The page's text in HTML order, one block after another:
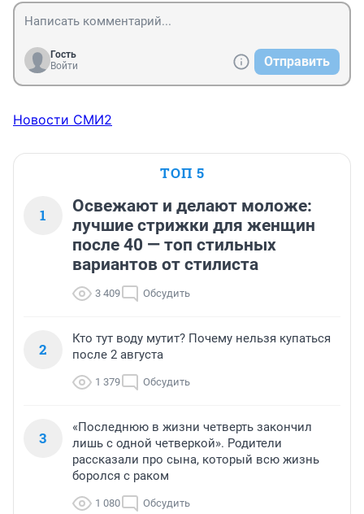
Гость
Войти
Отправить
Новости СМИ2
ТОП 5
1
Освежают и делают моложе:
лучшие стрижки для женщин
после 40 — топ стильных
вариантов от стилиста
3 409 Обсудить
2
Кто тут воду мутит? Почему нельзя купаться
после 2 августа
1 379 Обсудить
3
«Последнюю в жизни четверть закончил
лишь с одной четверкой». Родители
рассказали про сына, который всю жизнь
боролся с раком
1 080 Обсудить